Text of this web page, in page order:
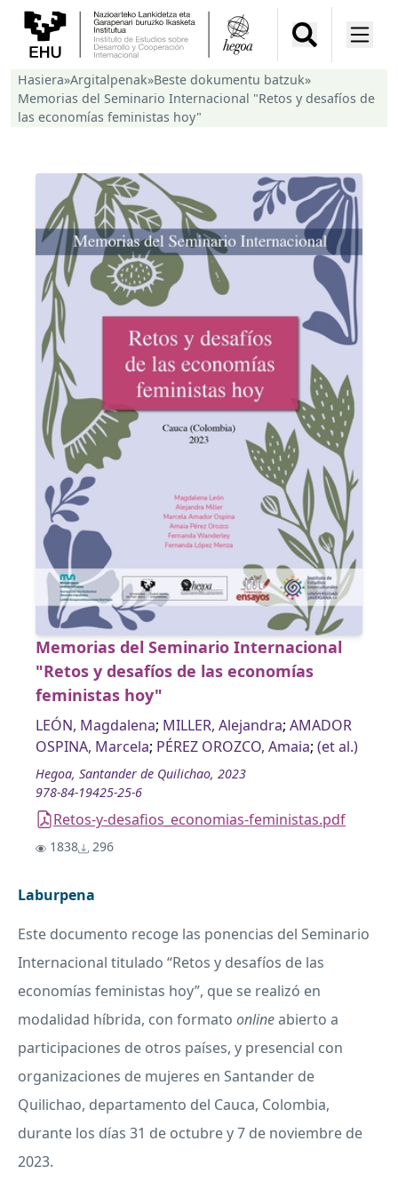
Hasiera»Argitalpenak»Beste dokumentu batzuk»
Memorias del Seminario Internacional "Retos y desafíos de
las economías feministas hoy"
Memorias del Seminario Internacional
"Retos y desafíos de las economías
feministas hoy"
LEÓN, Magdalena; MILLER, Alejandra; AMADOR
OSPINA, Marcela; PÉREZ OROZCO, Amaia; (et al.)
Hegoa, Santander de Quilichao, 2023
978-84-19425-25-6
Retos-y-desafios_economias-feministas.pdf
1838 296
Laburpena
Este documento recoge las ponencias del Seminario
Internacional titulado “Retos y desafíos de las
economías feministas hoy”, que se realizó en
modalidad híbrida, con formato onlineabierto a
participaciones de otros países, y presencial con
organizaciones de mujeres en Santander de
Quilichao, departamento del Cauca, Colombia,
durante los días 31 de octubre y 7 de noviembre de
2023.